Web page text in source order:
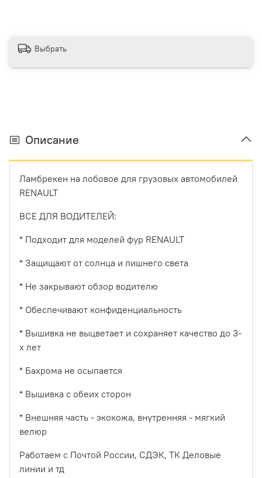
Выбрать
Описание
Ламбрекен на лобовое для грузовых автомобилей
RENAULT
ВСЕ ДЛЯ ВОДИТЕЛЕЙ:
* Подходит для моделей фур RENAULT
* Защищают от солнца и лишнего света
* Не закрывают обзор водителю
* Обеспечивают конфиденциальность
* Вышивка не выцветает и сохраняет качество до 3-
х лет
* Бахрома не осыпается
* Вышивка с обеих сторон
* Внешняя часть - экокожа, внутренняя - мягкий
велюр
Работаем с Почтой России, СДЭК, ТК Деловые
линии и тд